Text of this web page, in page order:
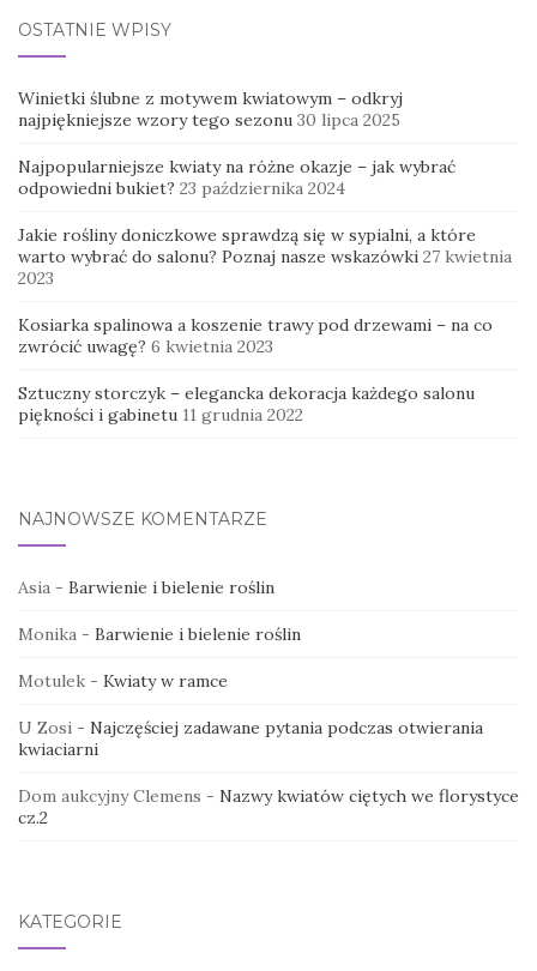
OSTATNIE WPISY
Winietki ślubne z motywem kwiatowym – odkryj
najpiękniejsze wzory tego sezonu 30 lipca 2025
Najpopularniejsze kwiaty na różne okazje – jak wybrać
odpowiedni bukiet? 23 października 2024
Jakie rośliny doniczkowe sprawdzą się w sypialni, a które
warto wybrać do salonu? Poznaj nasze wskazówki 27 kwietnia
2023
Kosiarka spalinowa a koszenie trawy pod drzewami – na co
zwrócić uwagę? 6 kwietnia 2023
Sztuczny storczyk – elegancka dekoracja każdego salonu
piękności i gabinetu 11 grudnia 2022
NAJNOWSZE KOMENTARZE
Asia - Barwienie i bielenie roślin
Monika - Barwienie i bielenie roślin
Motulek - Kwiaty w ramce
U Zosi - Najczęściej zadawane pytania podczas otwierania
kwiaciarni
Dom aukcyjny Clemens - Nazwy kwiatów ciętych we florystyce
cz.2
KATEGORIE